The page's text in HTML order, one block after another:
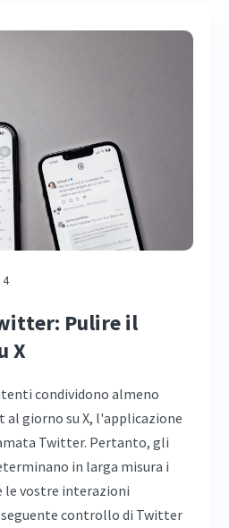
Pulire il
X
condividono almeno
al giorno su X, l'applicazione
Twitter. Pertanto, gli
in larga misura i
le vostre interazioni
seguente controllo di Twitter